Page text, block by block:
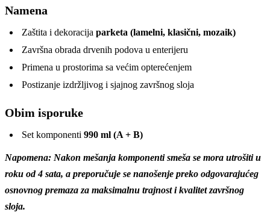
Namena
Zaštita i dekoracija parketa (lamelni, klasični, mozaik)
Završna obrada drvenih podova u enterijeru
Primena u prostorima sa većim opterećenjem
Postizanje izdržljivog i sjajnog završnog sloja
Obim isporuke
Set komponenti 990 ml (A + B)
Napomena: Nakon mešanja komponenti smeša se mora utrošiti u
roku od 4 sata, a preporučuje se nanošenje preko odgovarajućeg
osnovnog premaza za maksimalnu trajnost i kvalitet završnog
sloja.